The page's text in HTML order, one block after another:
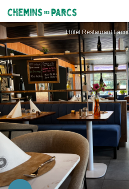
Chemins des Parcs
Hôtel Restaurant